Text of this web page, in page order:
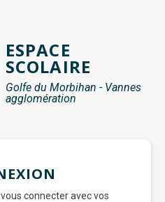
ESPACE
SCOLAIRE
Golfe du Morbihan - Vannes
agglomération
connecter avec vos